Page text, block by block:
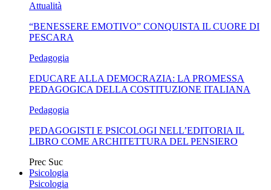
Attualità
“BENESSERE EMOTIVO” CONQUISTA IL CUORE DI
PESCARA
Pedagogia
EDUCARE ALLA DEMOCRAZIA: LA PROMESSA
PEDAGOGICA DELLA COSTITUZIONE ITALIANA
Pedagogia
PEDAGOGISTI E PSICOLOGI NELL’EDITORIA IL
LIBRO COME ARCHITETTURA DEL PENSIERO
Prec Suc
Psicologia
Psicologia